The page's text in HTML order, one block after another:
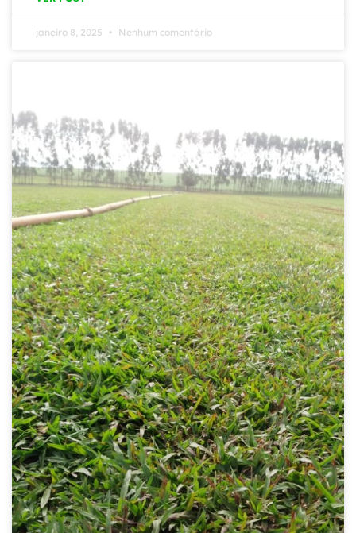
janeiro 8, 2025 Nenhum comentário